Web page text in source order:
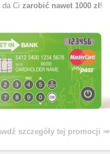
da Ci zarobić nawet 1000 zł!
szczegóły tej promocji ⇒